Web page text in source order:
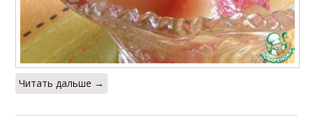
Читать дальше →